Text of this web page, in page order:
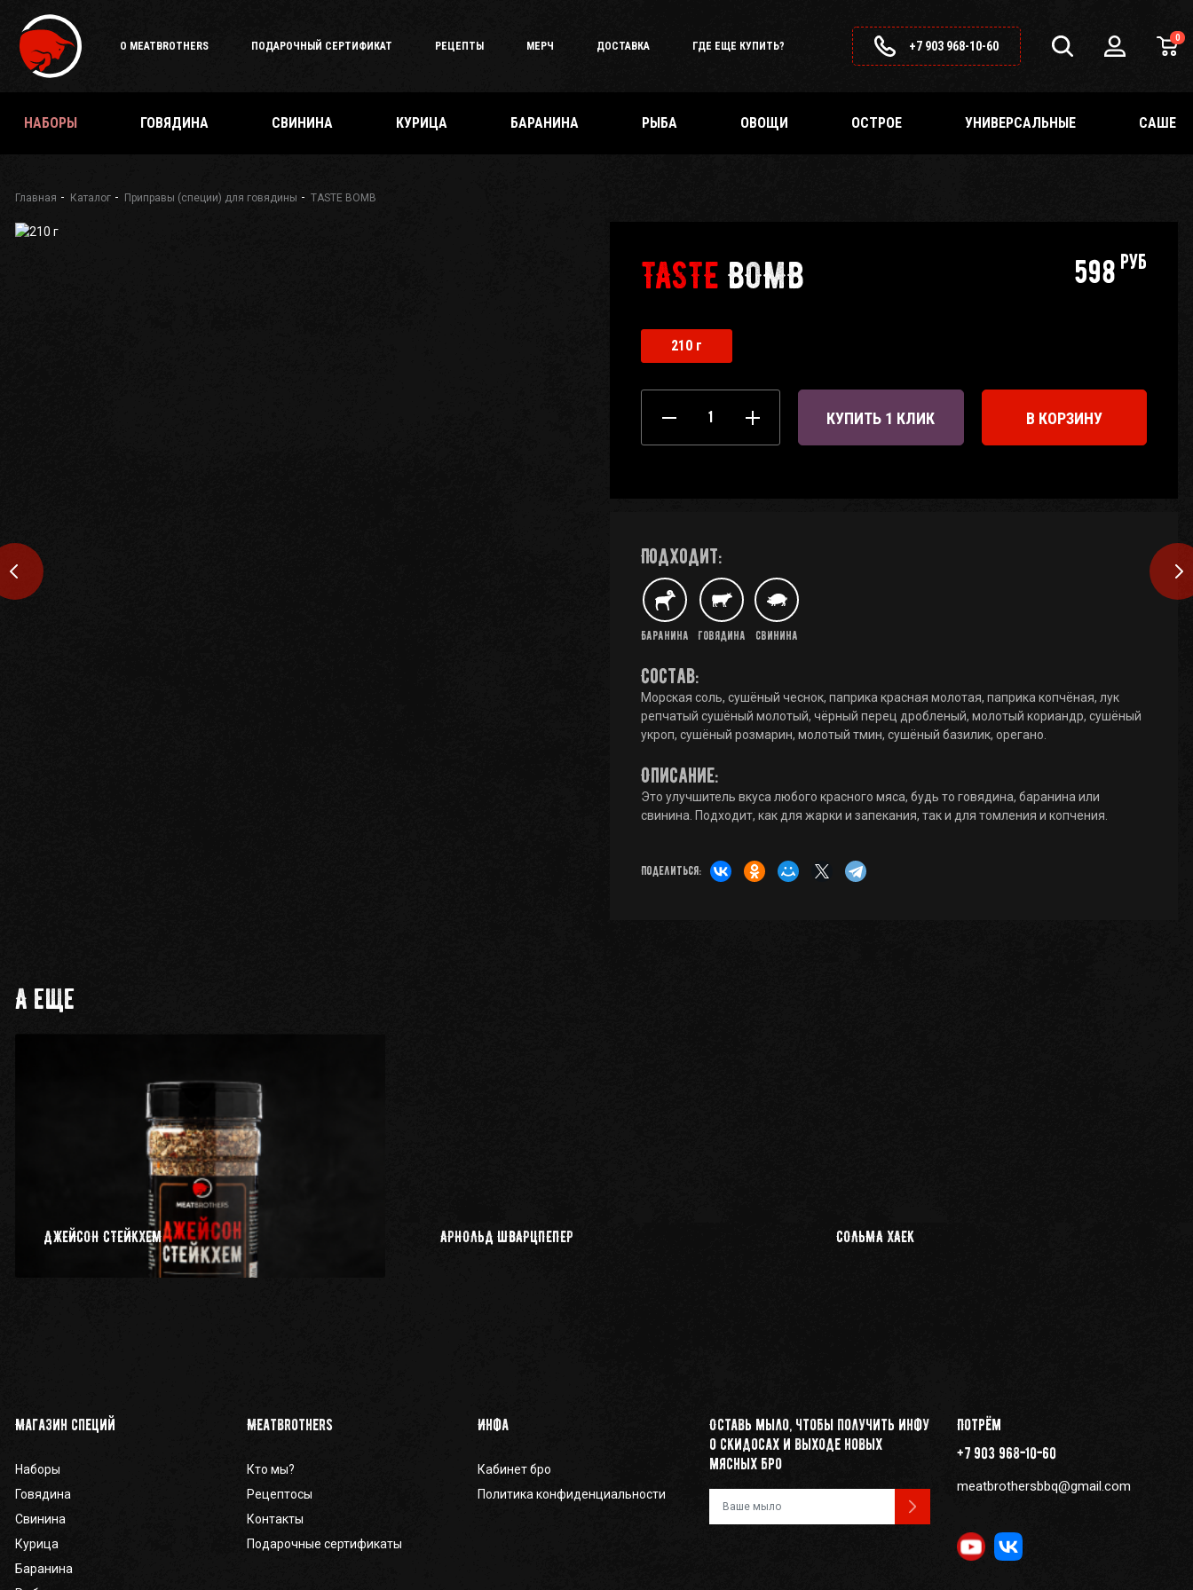
О MEATBROTHERS ПОДАРОЧНЫЙ СЕРТИФИКАТ РЕЦЕПТЫ МЕРЧ ДОСТАВКА ГДЕ ЕЩЕ КУПИТЬ? +7 903 968-10-60
0
НАБОРЫ ГОВЯДИНА СВИНИНА КУРИЦА БАРАНИНА РЫБА ОВОЩИ ОСТРОЕ УНИВЕРСАЛЬНЫЕ САШЕ
Подарочный
сертификат
Каталог
специй
О
Главная Каталог Приправы (специи) для говядины TASTE BOMB
TASTE BOMB 598 руб
210 г
КУПИТЬ 1 КЛИК В КОРЗИНУ
Подходит:
Баранина Говядина Свинина
Состав:
Морская соль, сушёный чеснок, паприка красная молотая, паприка копчёная, лук
репчатый сушёный молотый, чёрный перец дробленый, молотый кориандр, сушёный
укроп, сушёный розмарин, молотый тмин, сушёный базилик, орегано.
Описание:
Это улучшитель вкуса любого красного мяса, будь то говядина, баранина или
свинина. Подходит, как для жарки и запекания, так и для томления и копчения.
Поделиться:
А еще
ДЖЕЙСОН СТЕЙКХЕМ АРНОЛЬД ШВАРЦПЕПЕР СОЛЬМА ХАЕК
Магазин специй
Наборы
Говядина
Свинина
Курица
Баранина
Meatbrothers
Кто мы?
Рецептосы
Контакты
Подарочные сертификаты
Инфа
Кабинет бро
Политика конфиденциальности
Оставь мыло, чтобы получить инфу
о скидосах и выходе новых
мясных бро
Потрём
+7 903 968-10-60
meatbrothersbbq@gmail.com